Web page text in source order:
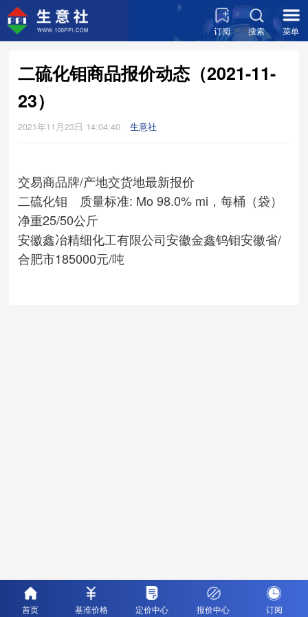
订阅 搜索 菜单
二硫化钼商品报价动态（2021-11-
23）
2021年11月23日 14:04:40 生意社
交易商品牌/产地交货地最新报价
二硫化钼 质量标准: Mo 98.0% mi，每桶（袋）
净重25/50公斤
安徽鑫冶精细化工有限公司安徽金鑫钨钼安徽省/
合肥市185000元/吨
首页 基准价格 定价中心 报价中心 订阅